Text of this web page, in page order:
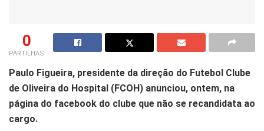
0
PARTILHAS
Paulo Figueira, presidente da direção do Futebol Clube
de Oliveira do Hospital (FCOH) anunciou, ontem, na
página do facebook do clube que não se recandidata ao
cargo.